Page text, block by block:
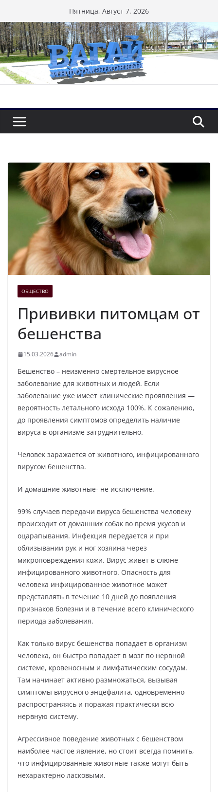
к
содержимому
Пятница, Август 7, 2026
ОБЩЕСТВО
Прививки питомцам от
бешенства
15.03.2026 admin
Бешенство – неизменно смертельное вирусное
заболевание для животных и людей. Если
заболевание уже имеет клинические проявления —
вероятность летального исхода 100%. К сожалению,
до проявления симптомов определить наличие
вируса в организме затруднительно.
Человек заражается от животного, инфицированного
вирусом бешенства.
И домашние животные- не исключение.
99% случаев передачи вируса бешенства человеку
происходит от домашних собак во время укусов и
оцарапывания. Инфекция передается и при
облизывании рук и ног хозяина через
микроповреждения кожи. Вирус живет в слюне
инфицированного животного. Опасность для
человека инфицированное животное может
представлять в течение 10 дней до появления
признаков болезни и в течение всего клинического
периода заболевания.
Как только вирус бешенства попадает в организм
человека, он быстро попадает в мозг по нервной
системе, кровеносным и лимфатическим сосудам.
Там начинает активно размножаться, вызывая
симптомы вирусного энцефалита, одновременно
распространяясь и поражая практически всю
нервную систему.
Агрессивное поведение животных с бешенством
наиболее частое явление, но стоит всегда помнить,
что инфицированные животные также могут быть
нехарактерно ласковыми.